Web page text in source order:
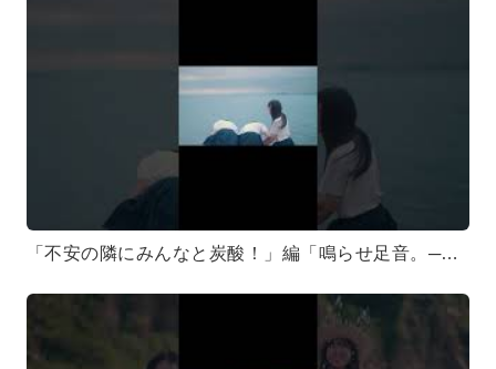
「不安の隣にみんなと炭酸！」編「鳴らせ足音。──止まっていた私を連れ出すように。」#テンテン #点染テンセイ少女 #mv